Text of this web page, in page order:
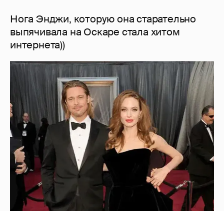
Нога Энджи, которую она старательно
выпячивала на Оскаре стала хитом
интернета))